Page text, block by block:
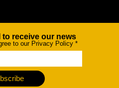
to receive our news
to our Privacy Policy *